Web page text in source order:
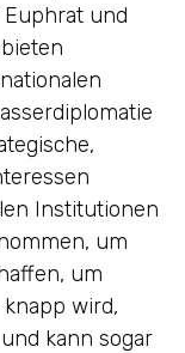
Euphrat und
Institutionen
um
um
knapp wird,
kann sogar